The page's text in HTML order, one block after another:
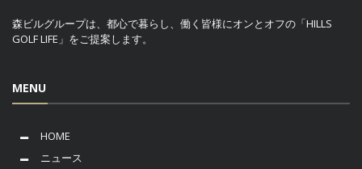
森ビルグループは、都心で暮らし、働く皆様にオンとオフの「HILLS
GOLF LIFE」をご提案します。
MENU
HOME
ニュース